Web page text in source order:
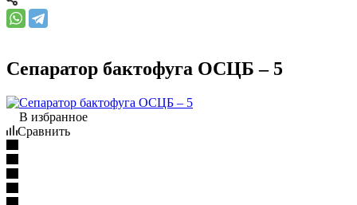
Сепаратор бактофуга ОСЦБ – 5
В избранное
Сравнить